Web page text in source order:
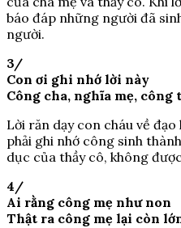
báo đáp những người đã
người.
3/
Con ơi ghi nhớ lời này
Công cha, nghĩa mẹ, công
Lời răn dạy con cháu về
phải ghi nhớ công sinh
dục của thầy cô, không
4/
Ai rằng công mẹ như non
Thật ra công mẹ lại còn